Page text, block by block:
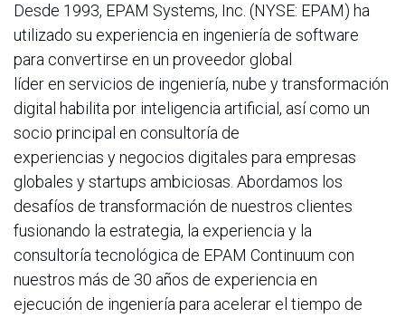
Desde 1993, EPAM Systems, Inc. (NYSE: EPAM) ha
utilizado su experiencia en ingeniería de software
para convertirse en un proveedor global
líder en servicios de ingeniería, nube y transformación
digital habilita por inteligencia artificial, así como un
socio principal en consultoría de
experiencias y negocios digitales para empresas
globales y startups ambiciosas. Abordamos los
desafíos de transformación de nuestros clientes
fusionando la estrategia, la experiencia y la
consultoría tecnológica de EPAM Continuum con
nuestros más de 30 años de experiencia en
ejecución de ingeniería para acelerar el tiempo de